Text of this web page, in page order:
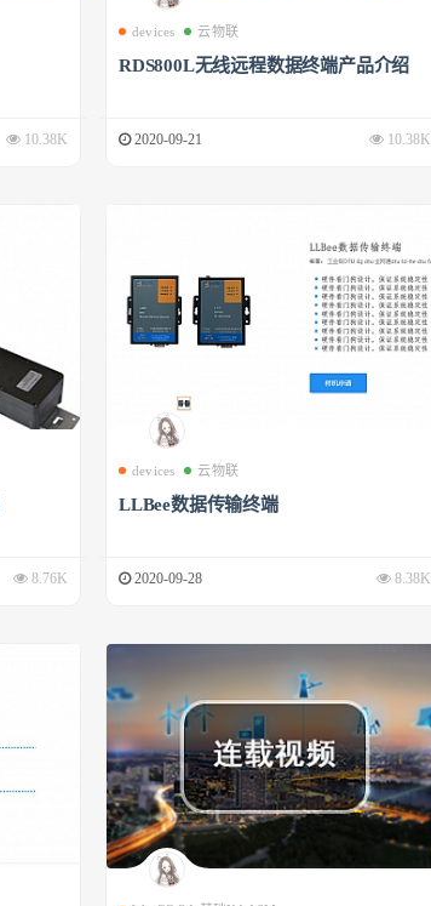
10.38K
devices 云物联
RDS800L无线远程数据终端产品介绍
2020-09-21 10.38K
8.76K
devices 云物联
LLBee数据传输终端
2020-09-28 8.38K